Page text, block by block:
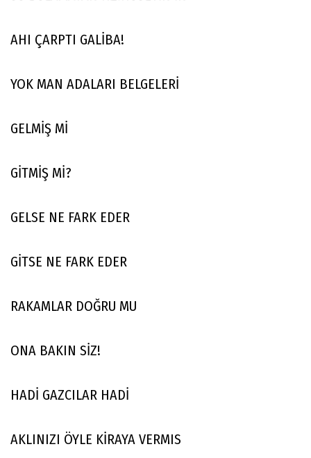
AHI ÇARPTI GALİBA!
YOK MAN ADALARI BELGELERİ
GELMİŞ Mİ
GİTMİŞ Mİ?
GELSE NE FARK EDER
GİTSE NE FARK EDER
RAKAMLAR DOĞRU MU
ONA BAKIN SİZ!
HADİ GAZCILAR HADİ
AKLINIZI ÖYLE KİRAYA VERMIS